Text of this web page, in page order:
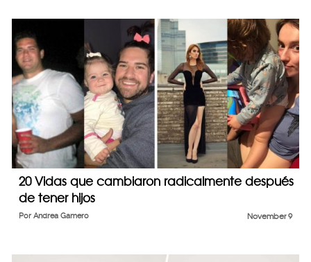
20 Vidas que cambiaron radicalmente después
de tener hijos
November 9
Por Andrea Gamero